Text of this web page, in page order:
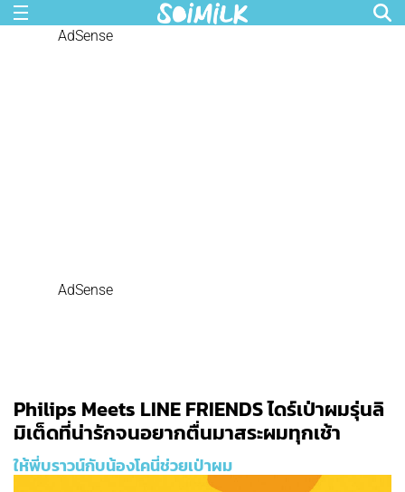
AdSense
AdSense
Philips Meets LINE FRIENDS ไดร์เป่าผมรุ่นลิ
มิเต็ดที่น่ารักจนอยากตื่นมาสระผมทุกเช้า
ให้พี่บราวน์กับน้องโคนี่ช่วยเป่าผม